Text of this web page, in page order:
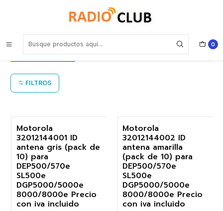
0
Accesorios Portátiles Motorola Solutions Portátil Comercial
Accesorios Portátiles Motorola
Solutions Portátil Comercial
FILTROS
Motorola
32012144001 ID
antena gris (pack de
10) para
DEP500/570e
SL500e
DGP5000/5000e
8000/8000e Precio
con iva incluido
Motorola
32012144002 ID
antena amarilla
(pack de 10) para
DEP500/570e
SL500e
DGP5000/5000e
8000/8000e Precio
con iva incluido